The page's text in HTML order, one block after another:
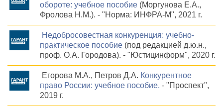
обороте: учебное пособие (Моргунова Е.А.,
Фролова Н.М.). - "Норма: ИНФРА-М", 2021 г.
Недобросовестная конкуренция: учебно-
практическое пособие (под редакцией д.ю.н.,
проф. О.А. Городова). - "Юстицинформ", 2020 г.
Егорова М.А., Петров Д.А. Конкурентное
право России: учебное пособие. - "Проспект",
2019 г.